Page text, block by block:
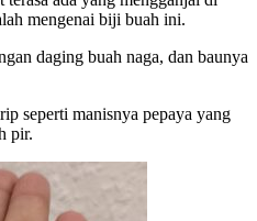
mengenai biji buah ini.
daging buah naga, dan baunya
seperti manisnya pepaya yang
pir.